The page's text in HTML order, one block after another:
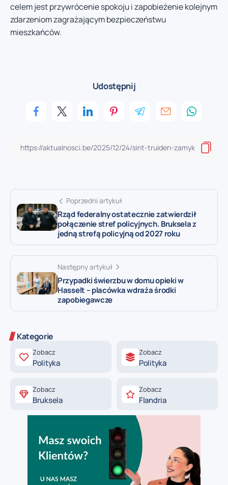
celem jest przywrócenie spokoju i zapobieżenie kolejnym
zdarzeniom zagrażającym bezpieczeństwu
mieszkańców.
Udostępnij
Poprzedni artykuł
Rząd federalny ostatecznie zatwierdził
połączenie stref policyjnych. Bruksela z
jedną strefą policyjną od 2027 roku
Następny artykuł
Przypadki świerzbu w domu opieki w
Hasselt – placówka wdraża środki
zapobiegawcze
Kategorie
Zobacz
Polityka
Zobacz
Polityka
Zobacz
Bruksela
Zobacz
Flandria